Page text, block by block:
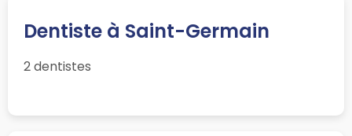
Dentiste à Saint-Germain
2 dentistes